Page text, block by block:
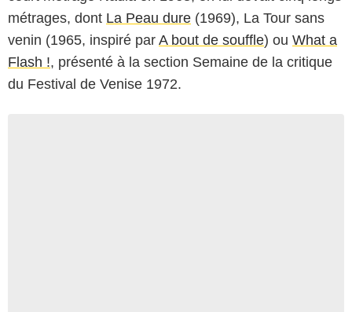
métrages, dont La Peau dure (1969), La Tour sans
venin (1965, inspiré par A bout de souffle) ou What a
Flash !, présenté à la section Semaine de la critique
du Festival de Venise 1972.